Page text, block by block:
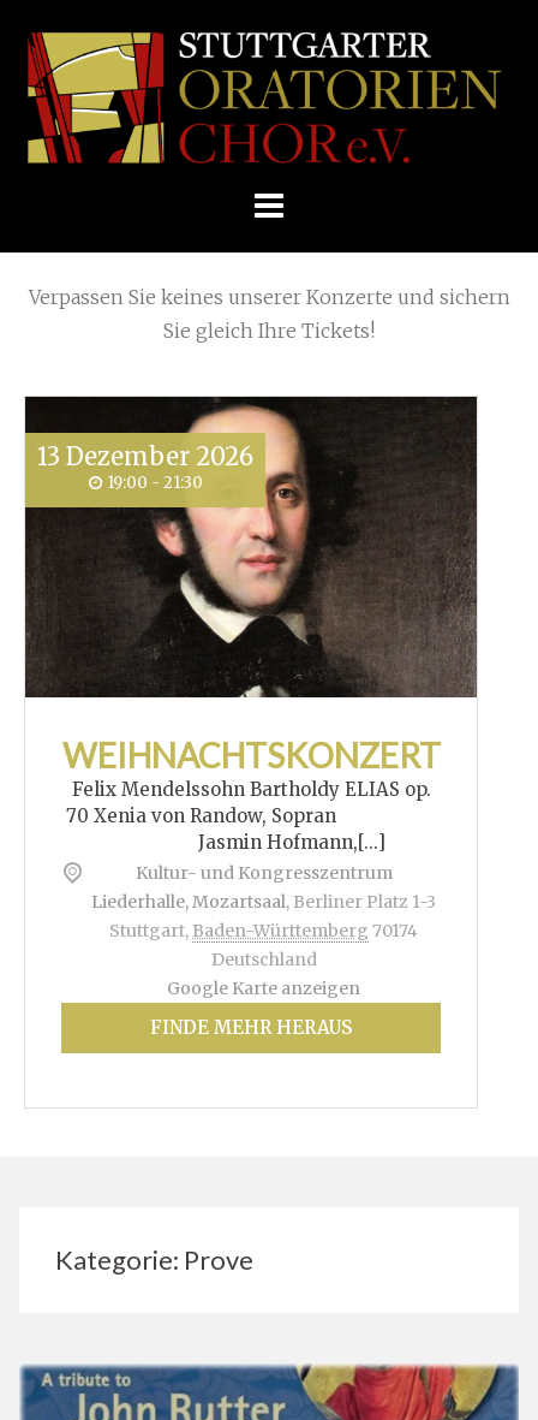
Skip
E.V.
Home Archive for Prove
Verpassen Sie keines unserer Konzerte und sichern
Sie gleich Ihre Tickets!
13 Dezember 2026
19:00 - 21:30
WEIHNACHTSKONZERT
Felix Mendelssohn Bartholdy ELIAS op.
70 Xenia von Randow, Sopran
Jasmin Hofmann,[...]
Kultur- und Kongresszentrum
Liederhalle, Mozartsaal, Berliner Platz 1-3
Stuttgart, Baden-Württemberg 70174
Deutschland
Google Karte anzeigen
FINDE MEHR HERAUS
Kategorie: Prove